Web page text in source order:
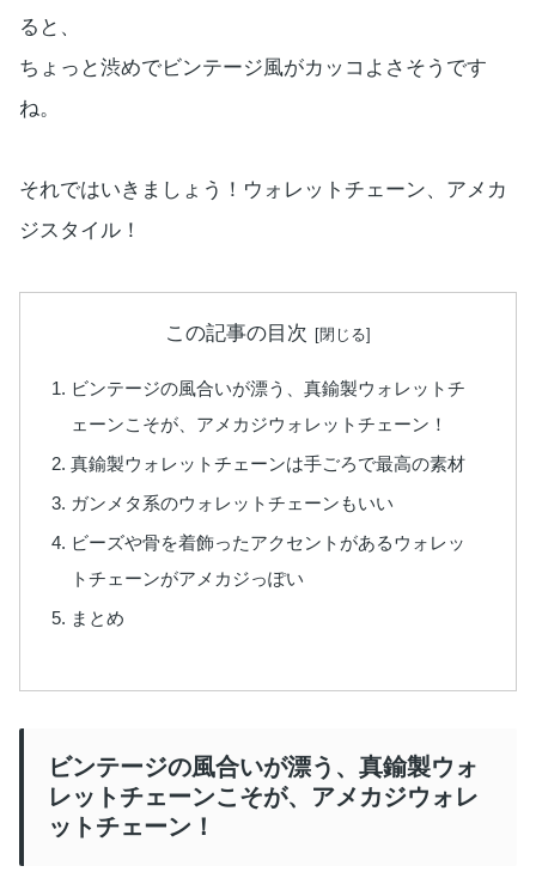
ると、
ちょっと渋めでビンテージ風がカッコよさそうです
ね。
それではいきましょう！ウォレットチェーン、アメカ
ジスタイル！
この記事の目次
ビンテージの風合いが漂う、真鍮製ウォレットチ
ェーンこそが、アメカジウォレットチェーン！
真鍮製ウォレットチェーンは手ごろで最高の素材
ガンメタ系のウォレットチェーンもいい
ビーズや骨を着飾ったアクセントがあるウォレッ
トチェーンがアメカジっぽい
まとめ
ビンテージの風合いが漂う、真鍮製ウォ
レットチェーンこそが、アメカジウォレ
ットチェーン！